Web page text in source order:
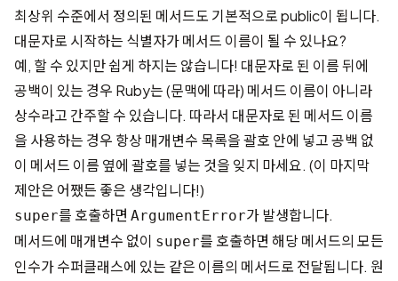
최상위 수준에서 정의된 메서드도 기본적으로 public이 됩니다.
대문자로 시작하는 식별자가 메서드 이름이 될 수 있나요?
예, 할 수 있지만 쉽게 하지는 않습니다! 대문자로 된 이름 뒤에
공백이 있는 경우 Ruby는 (문맥에 따라) 메서드 이름이 아니라
상수라고 간주할 수 있습니다. 따라서 대문자로 된 메서드 이름
을 사용하는 경우 항상 매개변수 목록을 괄호 안에 넣고 공백 없
이 메서드 이름 옆에 괄호를 넣는 것을 잊지 마세요. (이 마지막
제안은 어쨌든 좋은 생각입니다!)
super를 호출하면 ArgumentError가 발생합니다.
메서드에 매개변수 없이 super를 호출하면 해당 메서드의 모든
인수가 수퍼클래스에 있는 같은 이름의 메서드로 전달됩니다. 원